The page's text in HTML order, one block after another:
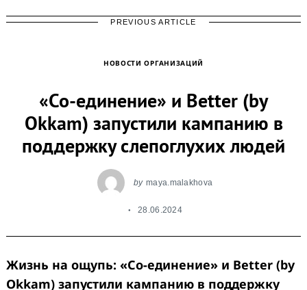
PREVIOUS ARTICLE
НОВОСТИ ОРГАНИЗАЦИЙ
«Со-единение» и Better (by
Okkam) запустили кампанию в
поддержку слепоглухих людей
by maya.malakhova
28.06.2024
Жизнь на ощупь: «Со-единение» и Better (by
Okkam) запустили кампанию в поддержку